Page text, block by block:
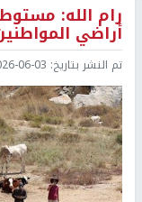
رام الله:
أراضي
تم النشر بتاريخ: 06-03 18:33